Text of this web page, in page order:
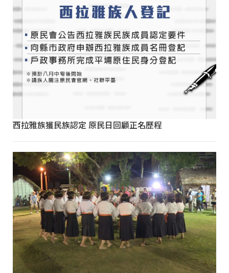
西拉雅族獲民族認定 原民日回顧正名歷程